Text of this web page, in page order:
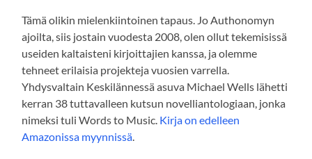
Tämä olikin mielenkiintoinen tapaus. Jo Authonomyn
ajoilta, siis jostain vuodesta 2008, olen ollut tekemisissä
useiden kaltaisteni kirjoittajien kanssa, ja olemme
tehneet erilaisia projekteja vuosien varrella.
Yhdysvaltain Keskilännessä asuva Michael Wells lähetti
kerran 38 tuttavalleen kutsun novelliantologiaan, jonka
nimeksi tuli Words to Music. Kirja on edelleen
Amazonissa myynnissä.